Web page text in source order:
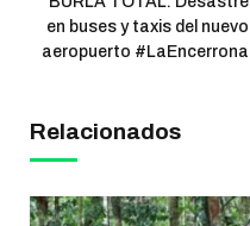
en buses y taxis del nuevo
aeropuerto #LaEncerrona
Relacionados